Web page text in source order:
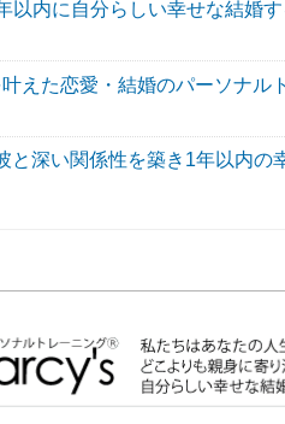
以内に自分らしい幸せな結婚
えた恋愛・結婚のパーソナル
と深い関係性を築き1年以内の